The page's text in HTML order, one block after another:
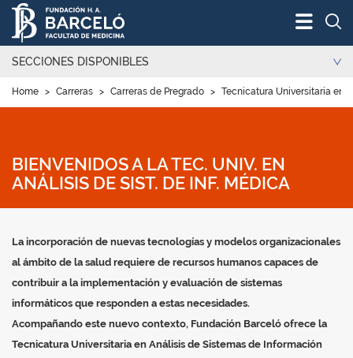
SECCIONES DISPONIBLES
Home > Carreras > Carreras de Pregrado > Tecnicatura Universitaria en
BIENVENIDOS A LA TEC. UNIV. EN
ANÁLISIS DE SIST. DE INF. MÉDICA
La incorporación de nuevas tecnologías y modelos organizacionales
al ámbito de la salud requiere de recursos humanos capaces de
contribuir a la implementación y evaluación de sistemas
informáticos que responden a estas necesidades.
Acompañando este nuevo contexto, Fundación Barceló ofrece la
Tecnicatura Universitaria en Análisis de Sistemas de Información